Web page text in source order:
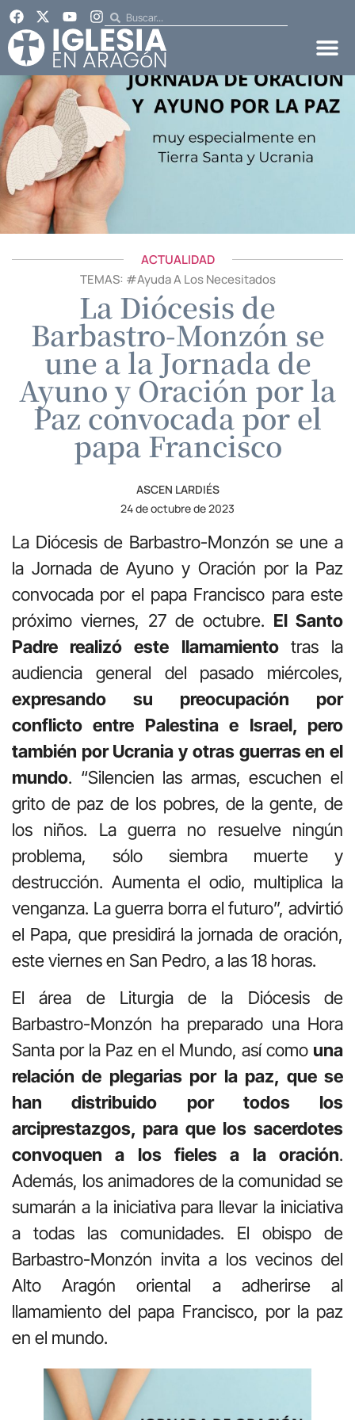
ACTUALIDAD
TEMAS: #Ayuda A Los Necesitados
La Diócesis de
Barbastro-Monzón se
une a la Jornada de
Ayuno y Oración por la
Paz convocada por el
papa Francisco
ASCEN LARDIÉS
24 de octubre de 2023
La Diócesis de Barbastro-Monzón se une a
la Jornada de Ayuno y Oración por la Paz
convocada por el papa Francisco para este
próximo viernes, 27 de octubre. El Santo
Padre realizó este llamamiento tras la
audiencia general del pasado miércoles,
expresando su preocupación por
conflicto entre Palestina e Israel, pero
también por Ucrania y otras guerras en el
mundo. “Silencien las armas, escuchen el
grito de paz de los pobres, de la gente, de
los niños. La guerra no resuelve ningún
problema, sólo siembra muerte y
destrucción. Aumenta el odio, multiplica la
venganza. La guerra borra el futuro”, advirtió
el Papa, que presidirá la jornada de oración,
este viernes en San Pedro, a las 18 horas.
El área de Liturgia de la Diócesis de
Barbastro-Monzón ha preparado una Hora
Santa por la Paz en el Mundo, así como una
relación de plegarias por la paz, que se
han distribuido por todos los
arciprestazgos, para que los sacerdotes
convoquen a los fieles a la oración.
Además, los animadores de la comunidad se
sumarán a la iniciativa para llevar la iniciativa
a todas las comunidades. El obispo de
Barbastro-Monzón invita a los vecinos del
Alto Aragón oriental a adherirse al
llamamiento del papa Francisco, por la paz
en el mundo.